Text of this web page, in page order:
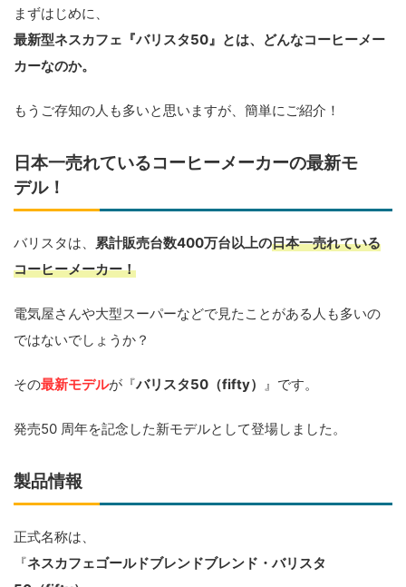
まずはじめに、
最新型ネスカフェ『バリスタ50』とは、どんなコーヒーメー
カーなのか。
もうご存知の人も多いと思いますが、簡単にご紹介！
日本一売れているコーヒーメーカーの最新モ
デル！
バリスタは、 累計販売台数400万台以上の日本一売れている
コーヒーメーカー！
電気屋さんや大型スーパーなどで見たことがある人も多いの
ではないでしょうか？
その最新モデルが『バリスタ50（fifty） 』です。
発売50 周年を記念した新モデルとして登場しました。
製品情報
正式名称は、
『ネスカフェゴールドブレンドブレンド・バリスタ